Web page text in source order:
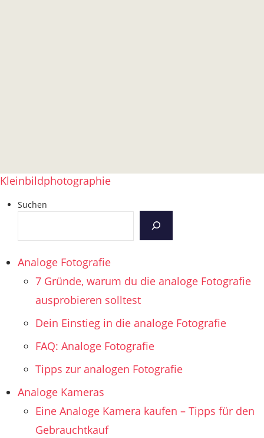
Kleinbildphotographie
Suchen
Analoge Fotografie
7 Gründe, warum du die analoge Fotografie
ausprobieren solltest
Dein Einstieg in die analoge Fotografie
FAQ: Analoge Fotografie
Tipps zur analogen Fotografie
Analoge Kameras
Eine Analoge Kamera kaufen – Tipps für den
Gebrauchtkauf